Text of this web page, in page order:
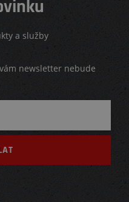
a služby
newsletter nebude